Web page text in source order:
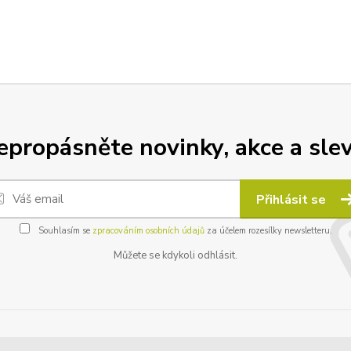
novinky, akce a
Přihlásit se
Souhlasím se zpracováním osobních údajůza účelem rozesílky newsletteru.
Můžete se kdykoli odhlásit.